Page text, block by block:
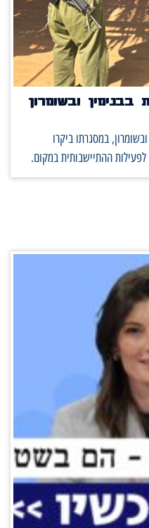
ובשומרון
במסגרתו ביקרו
ההתיישבותית במקום.